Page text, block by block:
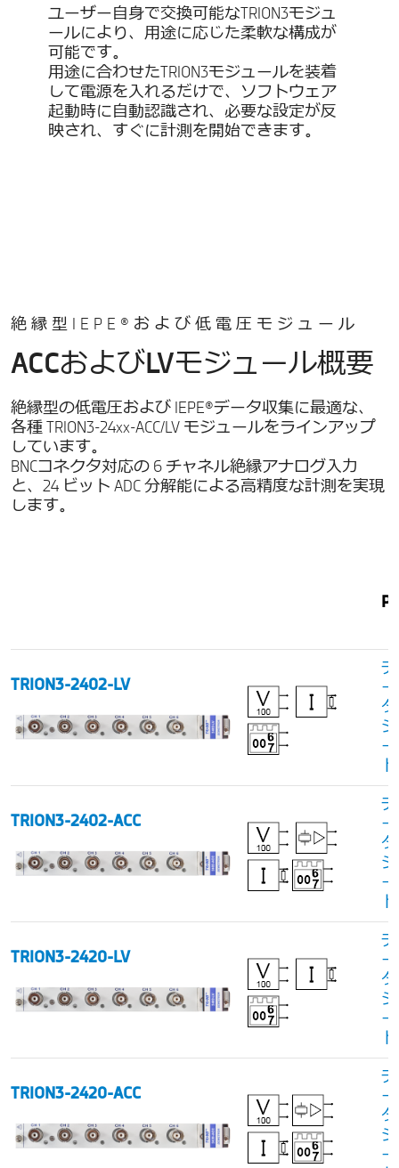
ユーザー自身で交換可能なTRION3モジュ
ールにより、用途に応じた柔軟な構成が
可能です。
用途に合わせたTRION3モジュールを装着
して電源を入れるだけで、ソフトウェア
起動時に自動認識され、必要な設定が反
映され、すぐに計測を開始できます。
絶縁型IEPE®および低電圧モジュール
ACCおよびLVモジュール概要
絶縁型の低電圧および IEPE®データ収集に最適な、
各種 TRION3-24xx-ACC/LV モジュールをラインアップ
しています。
BNCコネクタ対応の 6 チャネル絶縁アナログ入力
と、24 ビット ADC 分解能による高精度な計測を実現
します。
TRION3-2402-LV
デ
ー
タ
シ
ー
ト
TRION3-2402-ACC
デ
ー
タ
シ
ー
ト
TRION3-2420-LV
デ
ー
タ
シ
ー
ト
TRION3-2420-ACC
デ
ー
タ
シ
ー